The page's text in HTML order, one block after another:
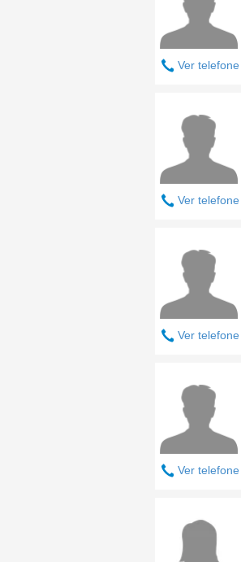
Ver telefone
Ver telefone
Ver telefone
Ver telefone